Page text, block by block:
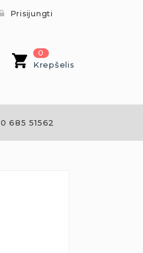
Prisijungti
0
Krepšelis
685 51562